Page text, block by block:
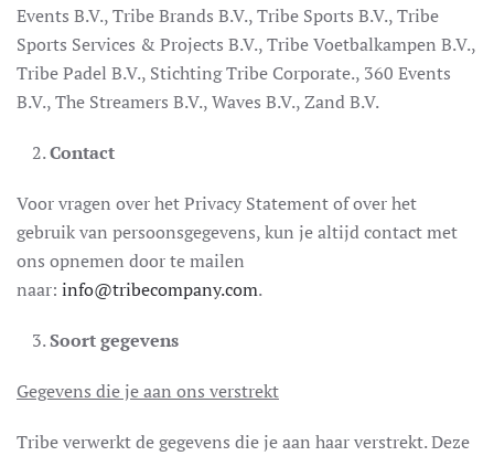
Events B.V., Tribe Brands B.V., Tribe Sports B.V., Tribe
Sports Services & Projects B.V., Tribe Voetbalkampen B.V.,
Tribe Padel B.V., Stichting Tribe Corporate., 360 Events
B.V., The Streamers B.V., Waves B.V., Zand B.V.
Contact
Voor vragen over het Privacy Statement of over het
gebruik van persoonsgegevens, kun je altijd contact met
ons opnemen door te mailen
naar: info@tribecompany.com.
Soort gegevens
Gegevens die je aan ons verstrekt
Tribe verwerkt de gegevens die je aan haar verstrekt. Deze